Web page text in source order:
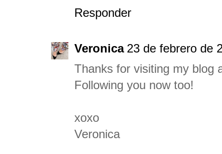
Responder
Veronica 23 de febrero de
Thanks for visiting my blog
Following you now too!
xoxo
Veronica